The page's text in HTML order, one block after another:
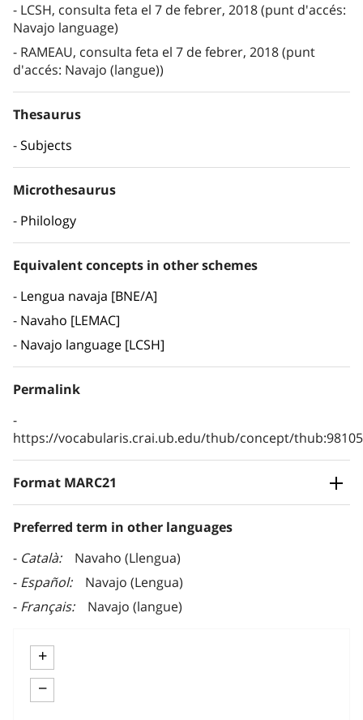
LCSH, consulta feta el 7 de febrer, 2018 (punt d'accés:
Navajo language)
RAMEAU, consulta feta el 7 de febrer, 2018 (punt
d'accés: Navajo (langue))
Thesaurus
Subjects
Microthesaurus
Philology
Equivalent concepts in other schemes
Lengua navaja [BNE/A]
Navaho [LEMAC]
Navajo language [LCSH]
Permalink
https://vocabularis.crai.ub.edu/thub/concept/
Format MARC21
Preferred term in other languages
Català
Navaho (Llengua)
Español
Navajo (Lengua)
Français
Navajo (langue)
+
−